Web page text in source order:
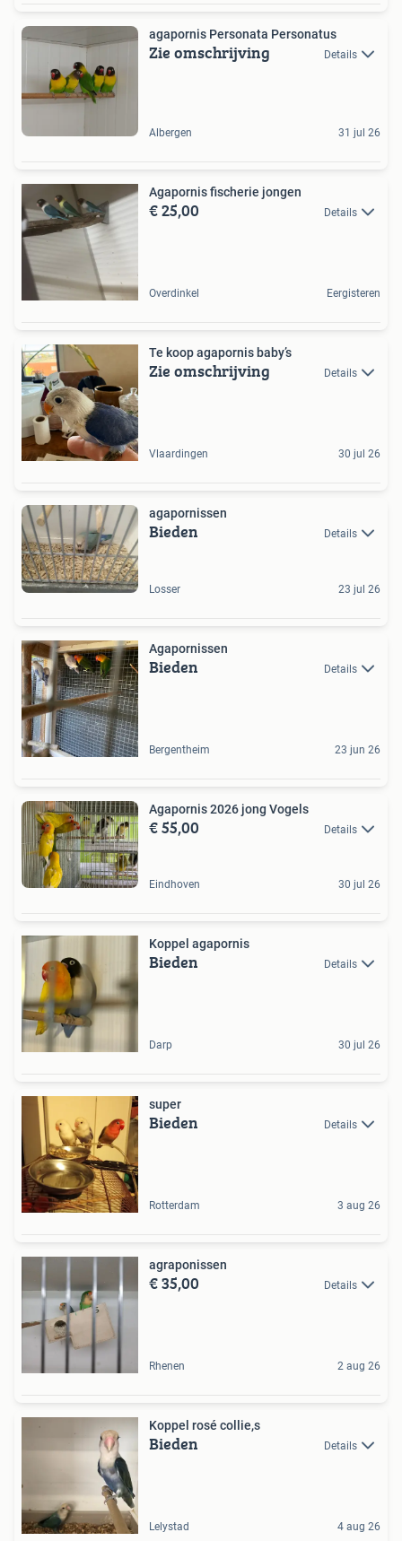
agapornis Personata Personatus
Zie omschrijving Details
Albergen 31 jul 26
Agapornis fischerie jongen
€ 25,00 Details
Overdinkel Eergisteren
Te koop agapornis baby’s
Zie omschrijving Details
Vlaardingen 30 jul 26
agapornissen
Bieden Details
Losser 23 jul 26
Agapornissen
Bieden Details
Bergentheim 23 jun 26
Agapornis 2026 jong Vogels
€ 55,00 Details
Eindhoven 30 jul 26
Koppel agapornis
Bieden Details
Darp 30 jul 26
super
Bieden Details
Rotterdam 3 aug 26
agraponissen
€ 35,00 Details
Rhenen 2 aug 26
Koppel rosé collie,s
Bieden Details
Lelystad 4 aug 26